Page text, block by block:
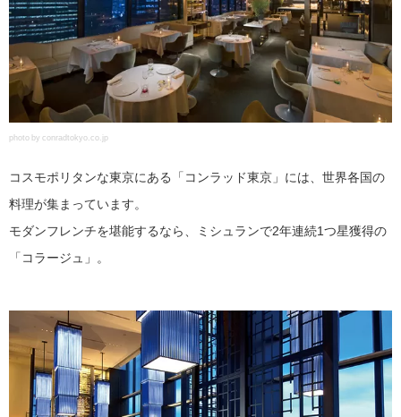
photo by conradtokyo.co.jp
コスモポリタンな東京にある「コンラッド東京」には、世界各国の
料理が集まっています。
モダンフレンチを堪能するなら、ミシュランで2年連続1つ星獲得の
「コラージュ」。